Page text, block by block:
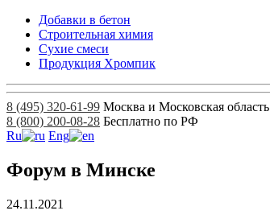
Добавки в бетон
Строительная химия
Сухие смеси
Продукция Хромпик
8 (495) 320-61-99 Москва и Московская область
8 (800) 200-08-28 Бесплатно по РФ
Ru
Eng
Форум в Минске
24.11.2021